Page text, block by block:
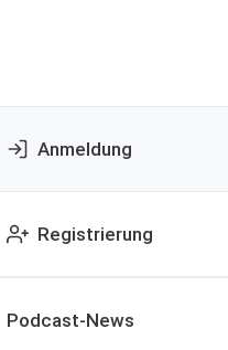
Anmeldung
Registrierung
Podcast-News